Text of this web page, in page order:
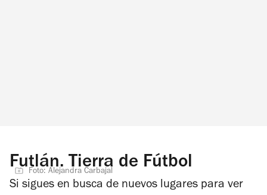
Futlán. Tierra de Fútbol
Foto: Alejandra Carbajal
Si sigues en busca de nuevos lugares para ver